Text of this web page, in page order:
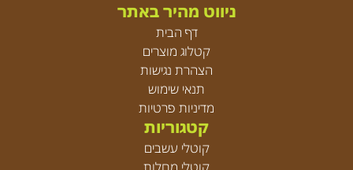
ניווט מהיר באתר
דף הבית
קטלוג מוצרים
הצהרת נגישות
תנאי שימוש
מדיניות פרטיות
קטגוריות
קוטלי עשבים